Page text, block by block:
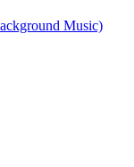
Music)